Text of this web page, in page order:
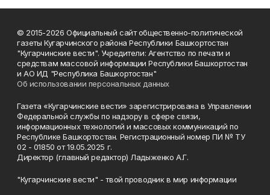
© 2015-2026 Официальный сайт общественно-политической
газеты Кугарчинского района Республики Башкортостан
"Кугарчинские вести". Учредители: Агентство по печати и
средствам массовой информации Республики Башкортостан
и АО ИД "Республика Башкортостан"
Об использовании персональных данных
Газета «Кугарчинские вести» зарегистрирована в Управлении
Федеральной службы по надзору в сфере связи,
информационных технологий и массовых коммуникаций по
Республике Башкортостан. Регистрационный номер ПИ № ТУ
02 - 01850 от 19.05.2025 г.
Директор (главный редактор) Ладыженко А.Г.
"Кугарчинские вести" - твой проводник в мир информации